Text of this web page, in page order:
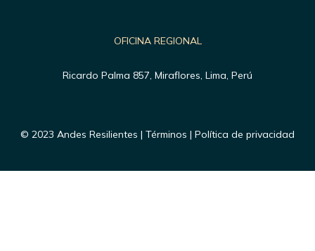
OFICINA REGIONAL
Ricardo Palma 857, Miraflores, Lima, Perú
© 2023 Andes Resilientes | Términos | Política de privacidad